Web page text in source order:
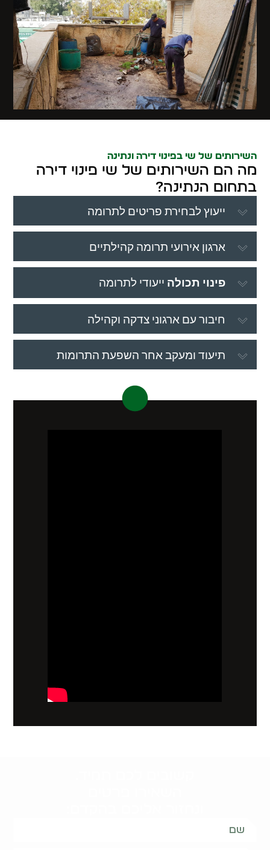
השירותים של שי בפינוי דירה ונתינה
מה הם השירותים של שי פינוי דירה
בתחום הנתינה?
ייעוץ לבחירת פריטים לתרומה
ארגון אירועי תרומה קהילתיים
פינוי תכולה ייעודי לתרומה
חיבור עם ארגוני צדקה וקהילה
תיעוד ומעקב אחר השפעת התרומות